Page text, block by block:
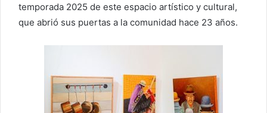
temporada 2025 de este espacio artístico y cultural,
que abrió sus puertas a la comunidad hace 23 años.